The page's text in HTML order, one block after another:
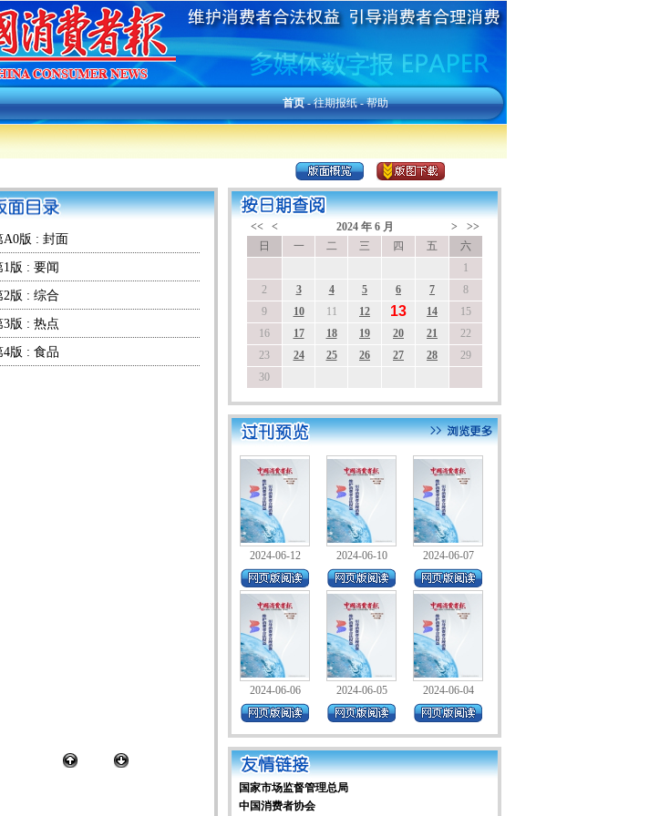
首页-往期报纸-帮助
A0版 : 封面
1版 : 要闻
2版 : 综合
3版 : 热点
4版 : 食品
2024-06-12 2024-06-10 2024-06-07
2024-06-06 2024-06-05 2024-06-04
国家市场监督管理总局
中国消费者协会